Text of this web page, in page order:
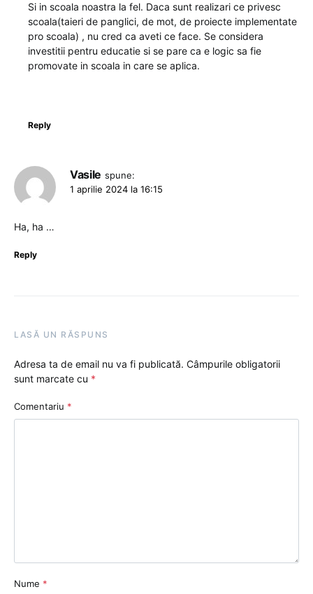
Si in scoala noastra la fel. Daca sunt realizari ce privesc
scoala(taieri de panglici, de mot, de proiecte implementate
pro scoala) , nu cred ca aveti ce face. Se considera
investitii pentru educatie si se pare ca e logic sa fie
promovate in scoala in care se aplica.
Reply
Vasile spune:
1 aprilie 2024 la 16:15
Ha, ha …
Reply
LASĂ UN RĂSPUNS
Adresa ta de email nu va fi publicată. Câmpurile obligatorii
sunt marcate cu *
Comentariu *
Nume *